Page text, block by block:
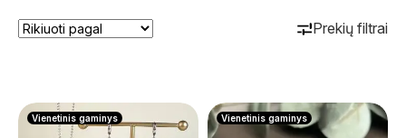
Prekių filtrai
Vienetinis gaminys Vienetinis gaminys